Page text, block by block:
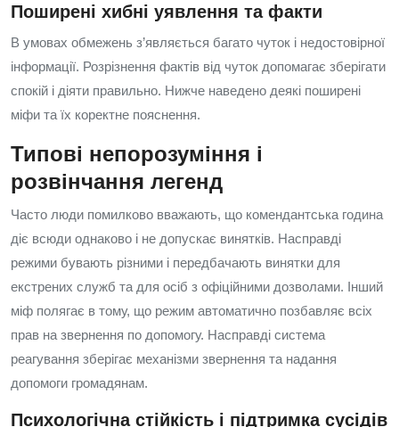
Поширені хибні уявлення та факти
В умовах обмежень з’являється багато чуток і недостовірної
інформації. Розрізнення фактів від чуток допомагає зберігати
спокій і діяти правильно. Нижче наведено деякі поширені
міфи та їх коректне пояснення.
Типові непорозуміння і
розвінчання легенд
Часто люди помилково вважають, що комендантська година
діє всюди однаково і не допускає винятків. Насправді
режими бувають різними і передбачають винятки для
екстрених служб та для осіб з офіційними дозволами. Інший
міф полягає в тому, що режим автоматично позбавляє всіх
прав на звернення по допомогу. Насправді система
реагування зберігає механізми звернення та надання
допомоги громадянам.
Психологічна стійкість і підтримка сусідів